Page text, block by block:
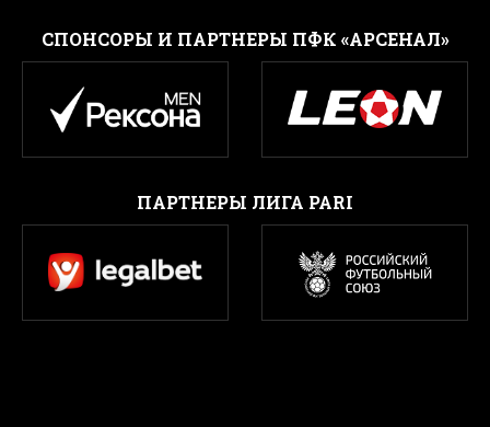
CПОНСОРЫ И ПАРТНЕРЫ ПФК «АРСЕНАЛ»
ПАРТНЕРЫ ЛИГА PARI